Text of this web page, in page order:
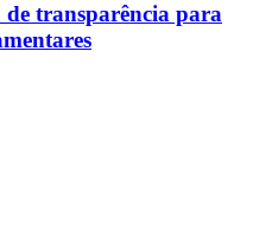
de transparência para